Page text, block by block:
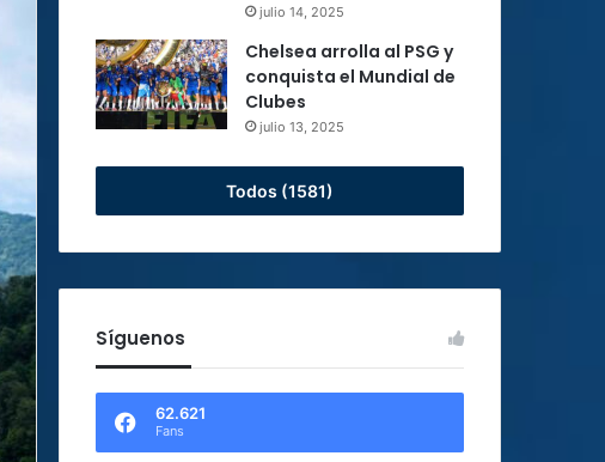
julio 14, 2025
Chelsea arrolla al PSG y
conquista el Mundial de
Clubes
julio 13, 2025
Todos (1581)
Síguenos
62.621
Fans